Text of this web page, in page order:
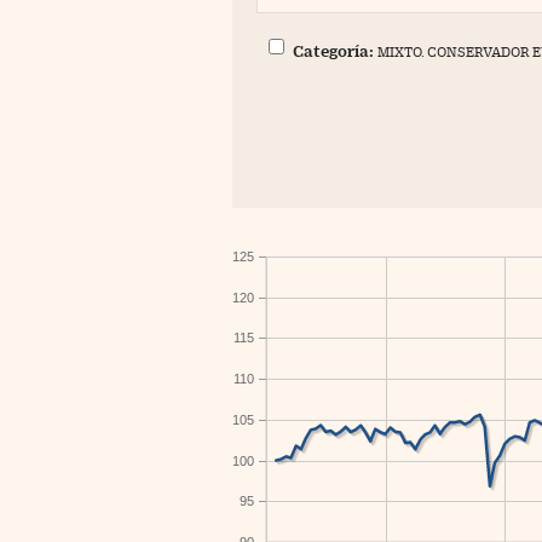
Categoría: MIXTO. CONSERVADOR
95
100
105
110
115
120
125